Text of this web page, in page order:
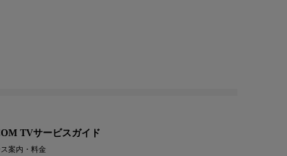
TVサービスガイド
ス案内・料金